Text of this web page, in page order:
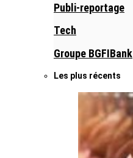
Publi-reportage
Tech
Groupe BGFIBank
Les plus récents